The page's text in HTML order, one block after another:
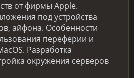
от фирмы Apple.
под устройства
айфона. Особенности
переферии и
Разработка
окружения серверов